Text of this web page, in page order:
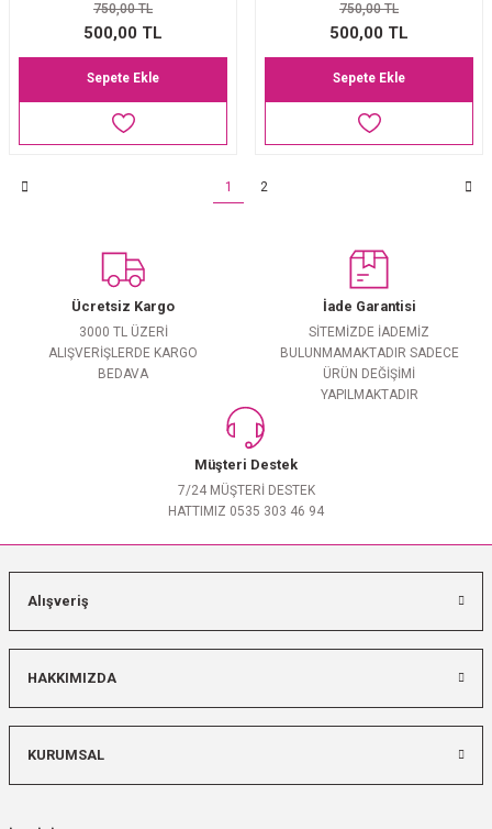
750,00 TL
500,00 TL
Sepete Ekle
750,00 TL
500,00 TL
Sepete Ekle
1 2
Ücretsiz Kargo
3000 TL ÜZERİ
ALIŞVERİŞLERDE KARGO
BEDAVA
İade Garantisi
SİTEMİZDE İADEMİZ
BULUNMAMAKTADIR SADECE
ÜRÜN DEĞİŞİMİ
YAPILMAKTADIR
Müşteri Destek
7/24 MÜŞTERİ DESTEK
HATTIMIZ 0535 303 46 94
Alışveriş
HAKKIMIZDA
KURUMSAL